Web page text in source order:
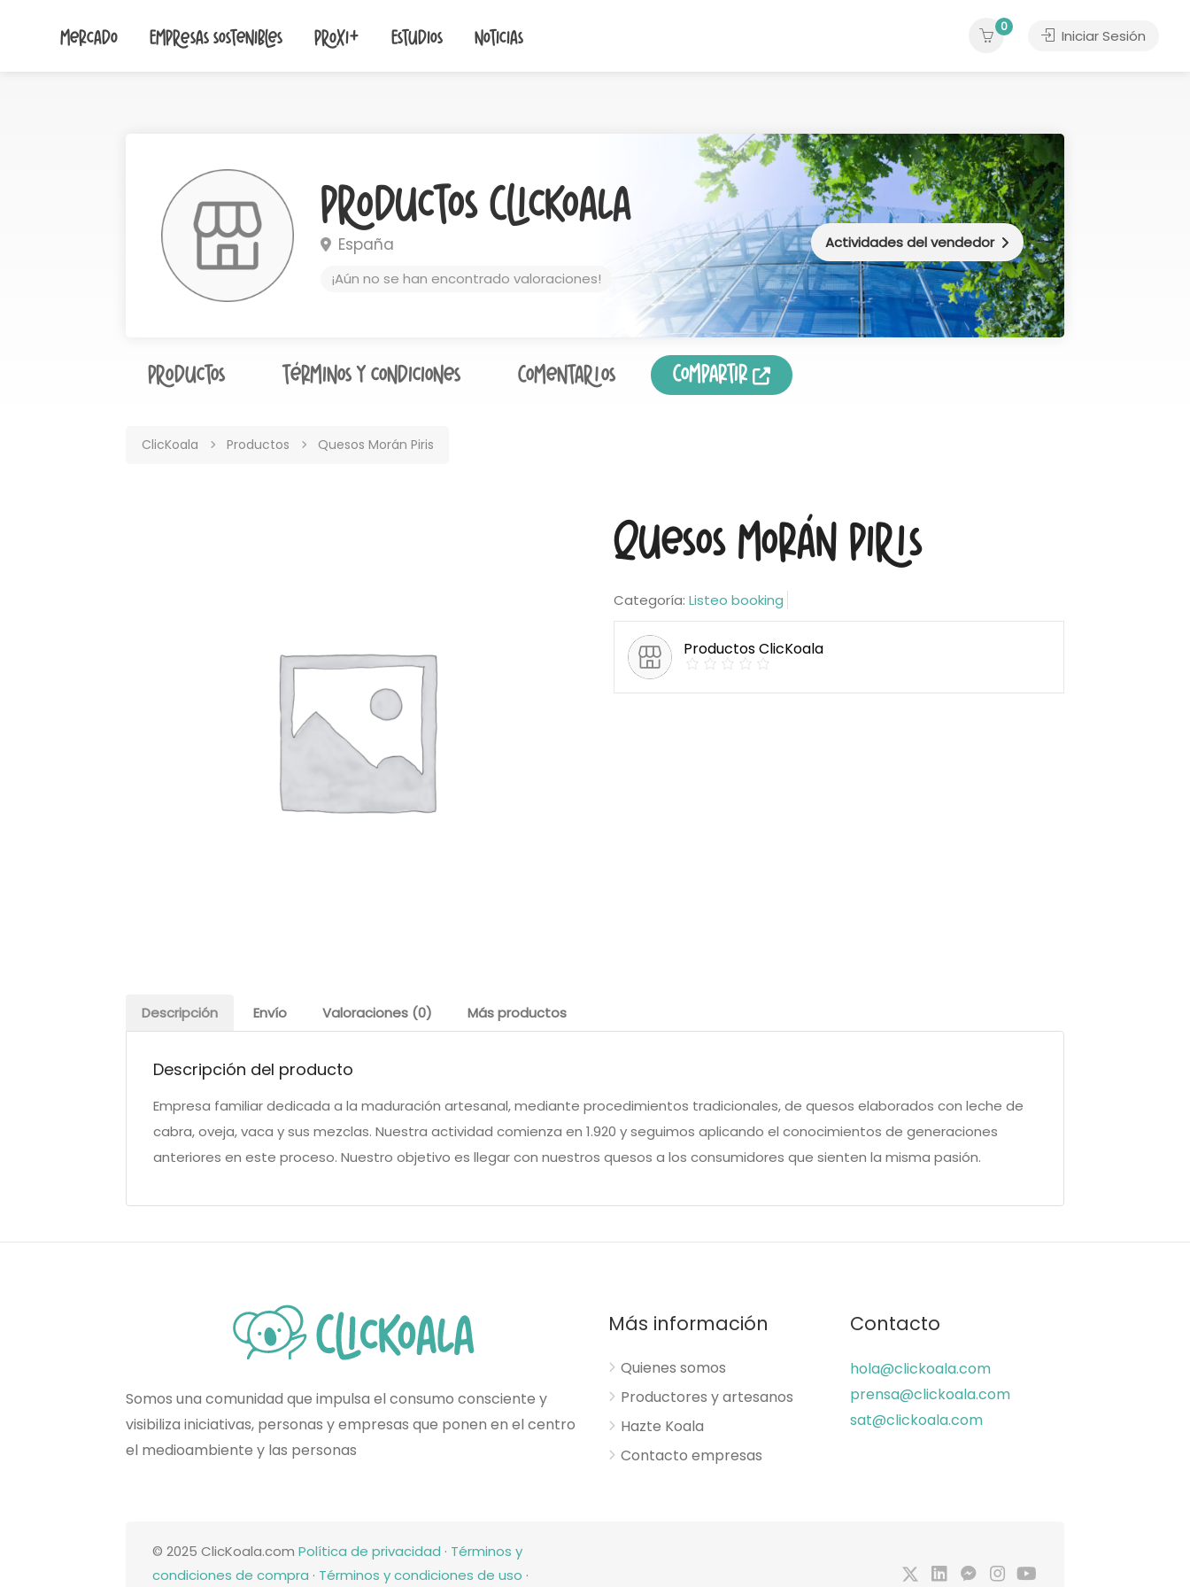
Mercado Empresas sostenibles Proxi+ Estudios Noticias
0
Iniciar Sesión
Productos ClicKoala
España
¡Aún no se han encontrado valoraciones!
Actividades del vendedor
Productos Términos y condiciones Comentarios Compartir
ClicKoala Productos Quesos Morán Piris
Quesos Morán Piris
Categoría:Listeo booking
Productos ClicKoala
Descripción Envío Valoraciones (0) Más productos
Descripción del producto
Empresa familiar dedicada a la maduración artesanal, mediante procedimientos tradicionales, de quesos elaborados con leche de
cabra, oveja, vaca y sus mezclas. Nuestra actividad comienza en 1.920 y seguimos aplicando el conocimientos de generaciones
anteriores en este proceso. Nuestro objetivo es llegar con nuestros quesos a los consumidores que sienten la misma pasión.
Somos una comunidad que impulsa el consumo consciente y
visibiliza iniciativas, personas y empresas que ponen en el centro
el medioambiente y las personas
Más información
Quienes somos
Productores y artesanos
Hazte Koala
Contacto empresas
Contacto
hola@clickoala.com
prensa@clickoala.com
sat@clickoala.com
© 2025 ClicKoala.com Política de privacidad · Términos y
condiciones de compra · Términos y condiciones de uso ·